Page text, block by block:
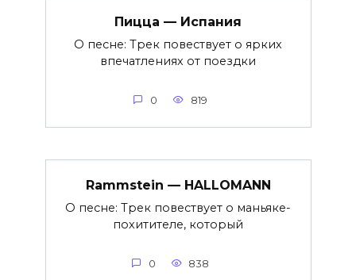
Пицца — Испания
О песне: Трек повествует о ярких
впечатлениях от поездки
0 819
Rammstein — HALLOMANN
О песне: Трек повествует о маньяке-
похитителе, который
0 838